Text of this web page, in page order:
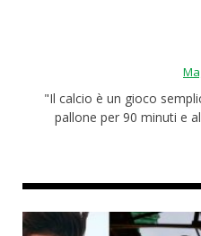
"Il calcio è un gioco
pallone per 90 minuti e